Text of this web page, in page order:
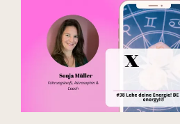
Kundenstimmen
Bücher